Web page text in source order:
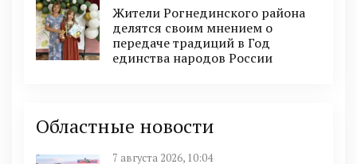
Жители Рогнединского района
делятся своим мнением о
передаче традиций в Год
единства народов России
Областные новости
7 августа 2026, 10:04